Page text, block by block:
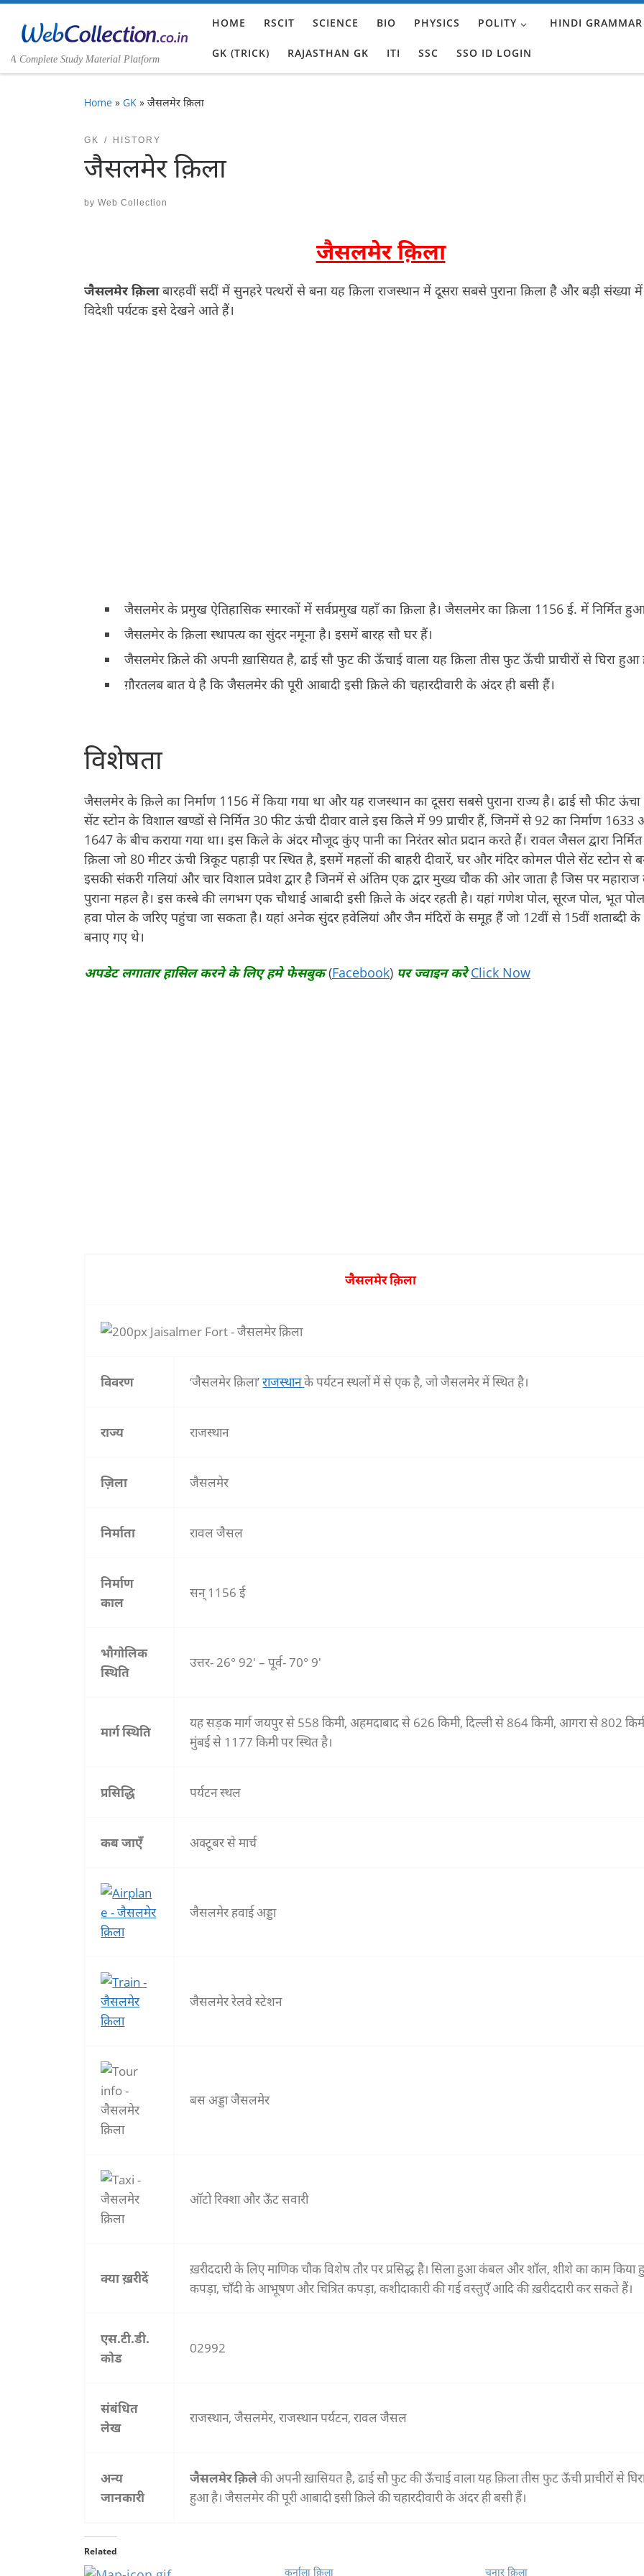
Skip to content
A Complete Study Material Platform
HOME RSCIT SCIENCE BIO PHYSICS POLITY HINDI GRAMMAR
GK (TRICK) RAJASTHAN GK ITI SSC SSO ID LOGIN
Home » GK » जैसलमेर क़िला
GK HISTORY
जैसलमेर क़िला
by Web Collection
जैसलमेर क़िला
जैसलमेर क़िलाबारहवीं सदीं में सुनहरे पत्थरों से बना यह क़िला राजस्थान में दूसरा सबसे पुराना क़िला है और बड़ी संख्या
विदेशी पर्यटक इसे देखने आते हैं।
जैसलमेर के प्रमुख ऐतिहासिक स्मारकों में सर्वप्रमुख यहाँ का क़िला है। जैसलमेर का क़िला 1156 ई. में निर्मित
जैसलमेर के क़िला स्थापत्य का सुंदर नमूना है। इसमें बारह सौ घर हैं।
जैसलमेर क़िले की अपनी ख़ासियत है, ढाई सौ फुट की ऊँचाई वाला यह क़िला तीस फुट ऊँची प्राचीरों से घिरा हुआ
ग़ौरतलब बात ये है कि जैसलमेर की पूरी आबादी इसी क़िले की चहारदीवारी के अंदर ही बसी हैं।
विशेषता
जैसलमेर के क़िले का निर्माण 1156 में किया गया था और यह राजस्‍थान का दूसरा सबसे पुराना राज्‍य है। ढाई सौ फीट
सेंट स्‍टोन के विशाल खण्‍डों से निर्मित 30 फीट ऊंची दीवार वाले इस किले में 99 प्राचीर हैं, जिनमें से 92 का निर्माण 1633
1647 के बीच कराया गया था। इस किले के अंदर मौजूद कुंए पानी का निरंतर स्रोत प्रदान करते हैं। रावल जैसल द्वारा
क़िला जो 80 मीटर ऊंची त्रिकूट पहाड़ी पर स्थित है, इसमें महलों की बाहरी दीवारें, घर और मंदिर कोमल पीले सेंट स्‍टोन से
इसकी संकरी गलियां और चार विशाल प्रवेश द्वार है जिनमें से अंतिम एक द्वार मुख्‍य चौक की ओर जाता है जिस पर महाराज
पुराना महल है। इस कस्‍बे की लगभग एक चौथाई आबादी इसी क़िले के अंदर रहती है। यहां गणेश पोल, सूरज पोल, भूत
हवा पोल के जरिए पहुंचा जा सकता है। यहां अनेक सुंदर हवेलियां और जैन मंदिरों के समूह हैं जो 12वीं से 15वीं शताब्‍दी के
बनाए गए थे।
अपडेट लगातार हासिल करने के लिए हमे फेसबुक(Facebook) पर ज्वाइन करे Click Now
जैसलमेर क़िला
विवरण ‘जैसलमेर क़िला’राजस्थानके पर्यटन स्थलों में से एक है, जो जैसलमेर में स्थित है।
राज्य राजस्थान
ज़िला जैसलमेर
निर्माता रावल जैसल
निर्माण
काल
सन् 1156 ई
भौगोलिक
स्थिति
उत्तर- 26° 92′ – पूर्व- 70° 9′
मार्ग स्थिति
यह सड़क मार्ग जयपुर से 558 किमी, अहमदाबाद से 626 किमी, दिल्ली से 864 किमी, आगरा से 802
मुंबई से 1177 किमी पर स्थित है।
प्रसिद्धि पर्यटन स्थल
कब जाएँ अक्टूबर से मार्च
जैसलमेर हवाई अड्डा
जैसलमेर रेलवे स्टेशन
बस अड्डा जैसलमेर
ऑटो रिक्शा और ऊँट सवारी
क्या ख़रीदें
ख़रीददारी के लिए माणिक चौक विशेष तौर पर प्रसिद्ध है। सिला हुआ कंबल और शॉल, शीशे का काम
कपड़ा, चाँदी के आभूषण और चित्रित कपड़ा, कशीदाकारी की गई वस्तुएँ आदि की ख़रीददारी कर सकते हैं।
एस.टी.डी.
कोड
02992
संबंधित
लेख
राजस्थान, जैसलमेर, राजस्थान पर्यटन, रावल जैसल
अन्य
जानकारी
जैसलमेर क़िलेकी अपनी ख़ासियत है, ढाई सौ फुट की ऊँचाई वाला यह क़िला तीस फुट ऊँची प्राचीरों से
हुआ है। जैसलमेर की पूरी आबादी इसी क़िले की चहारदीवारी के अंदर ही बसी हैं।
Related
कर्नाला क़िला चुनार क़िला